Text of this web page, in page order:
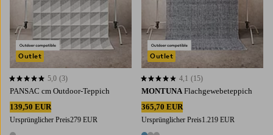
PANSAC cm Outdoor-Teppich
139,50 EUR
Ursprünglicher Preis279 EUR
5,0 basierend auf 3 Bewertungen
5,0 (3)
Outlet
MONTUNA Flachgewebeteppich
365,70 EUR
Ursprünglicher Preis1.219 EUR
4,1 basierend auf 15 Bewertungen
4,1 (15)
Outlet